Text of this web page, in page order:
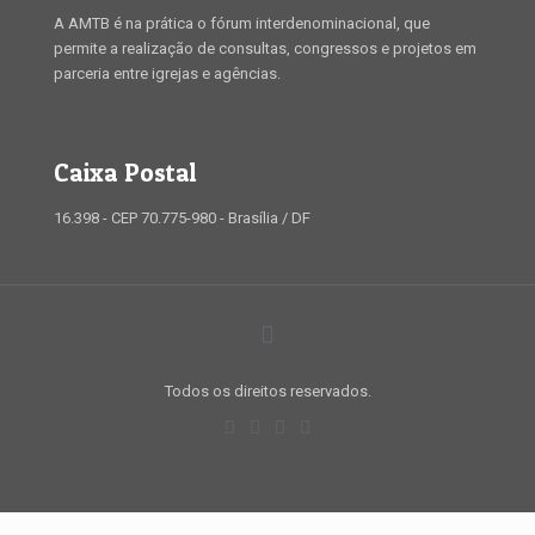
A AMTB é na prática o fórum interdenominacional, que
permite a realização de consultas, congressos e projetos em
parceria entre igrejas e agências.
Caixa Postal
16.398 - CEP 70.775-980 - Brasília / DF
Todos os direitos reservados.